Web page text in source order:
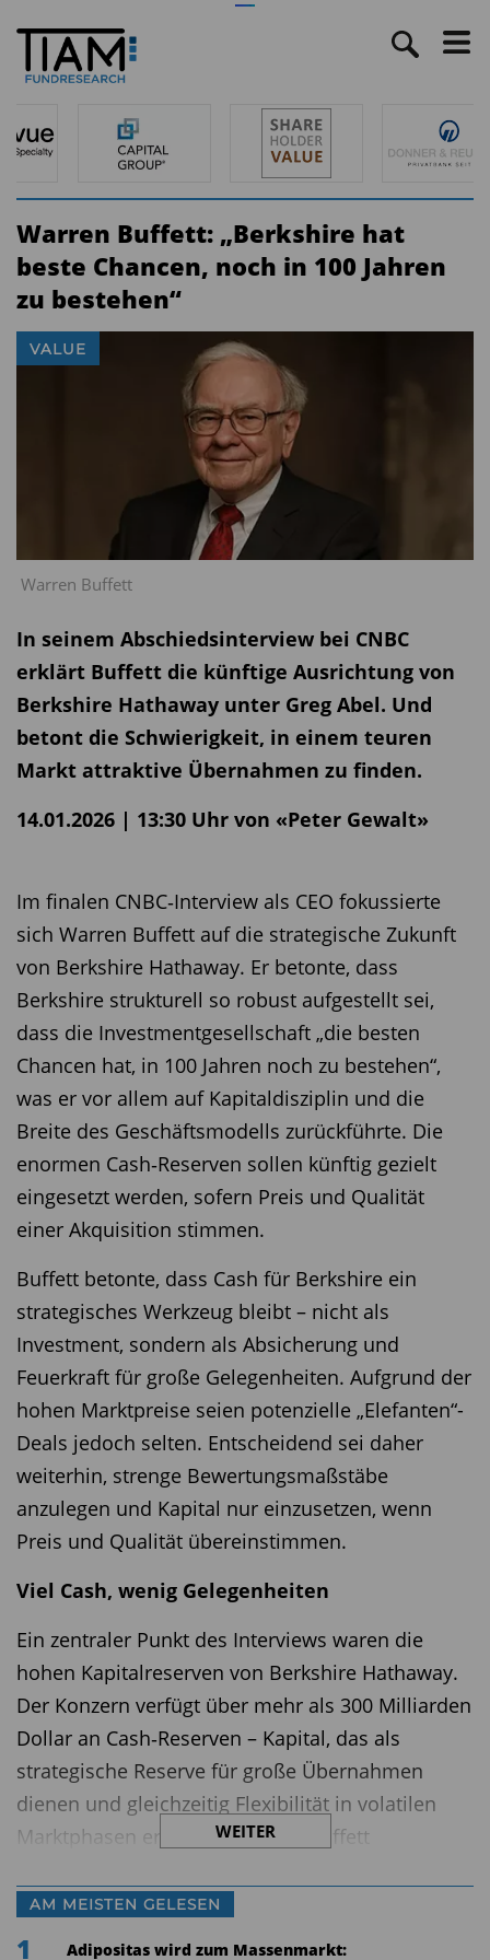
Warren Buffett: „Berkshire hat
beste Chancen, noch in 100 Jahren
zu bestehen“
Warren Buffett
VALUE
In seinem Abschiedsinterview bei CNBC
erklärt Buffett die künftige Ausrichtung von
Berkshire Hathaway unter Greg Abel. Und
betont die Schwierigkeit, in einem teuren
Markt attraktive Übernahmen zu finden.
14.01.2026 | 13:30 Uhr von «Peter Gewalt»
Im finalen CNBC‑Interview als CEO fokussierte
sich Warren Buffett auf die strategische Zukunft
von Berkshire Hathaway. Er betonte, dass
Berkshire strukturell so robust aufgestellt sei,
dass die Investmentgesellschaft „die besten
Chancen hat, in 100 Jahren noch zu bestehen“,
was er vor allem auf Kapitaldisziplin und die
Breite des Geschäftsmodells zurückführte. Die
enormen Cash‑Reserven sollen künftig gezielt
eingesetzt werden, sofern Preis und Qualität
einer Akquisition stimmen.
Buffett betonte, dass Cash für Berkshire ein
strategisches Werkzeug bleibt – nicht als
Investment, sondern als Absicherung und
Feuerkraft für große Gelegenheiten. Aufgrund der
hohen Marktpreise seien potenzielle „Elefanten“-
Deals jedoch selten. Entscheidend sei daher
weiterhin, strenge Bewertungsmaßstäbe
anzulegen und Kapital nur einzusetzen, wenn
Preis und Qualität übereinstimmen.
Viel Cash, wenig Gelegenheiten
Ein zentraler Punkt des Interviews waren die
hohen Kapitalreserven von Berkshire Hathaway.
Der Konzern verfügt über mehr als 300 Milliarden
Dollar an Cash‑Reserven – Kapital, das als
strategische Reserve für große Übernahmen
dienen und gleichzeitig Flexibilität in volatilen
Marktphasen ermöglichen soll. Buffett
schlechtes Investment sei, aber als „Sauerstoff“
fungiere, den man in Krisen dringend benötige.
WEITER
AM MEISTEN GELESEN
1
Adipositas wird zum Massenmarkt: